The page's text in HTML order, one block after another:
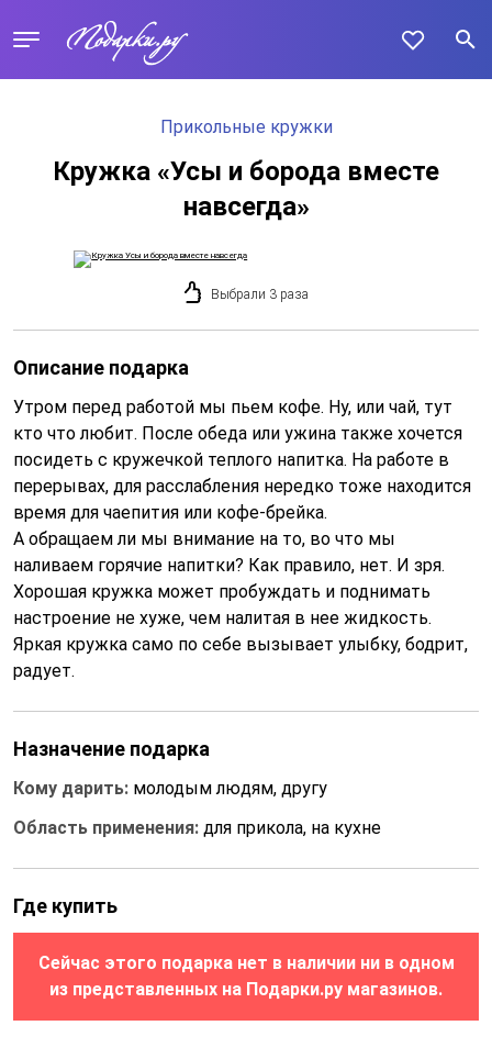
Прикольные кружки
Кружка «Усы и борода вместе
навсегда»
Выбрали 3 раза
Описание подарка
Утром перед работой мы пьем кофе. Ну, или чай, тут
кто что любит. После обеда или ужина также хочется
посидеть с кружечкой теплого напитка. На работе в
перерывах, для расслабления нередко тоже находится
время для чаепития или кофе-брейка.
А обращаем ли мы внимание на то, во что мы
наливаем горячие напитки? Как правило, нет. И зря.
Хорошая кружка может пробуждать и поднимать
настроение не хуже, чем налитая в нее жидкость.
Яркая кружка само по себе вызывает улыбку, бодрит,
радует.
Назначение подарка
Кому дарить: молодым людям, другу
Область применения: для прикола, на кухне
Где купить
Сейчас этого подарка нет в наличии ни в одном
из представленных на Подарки.ру магазинов.